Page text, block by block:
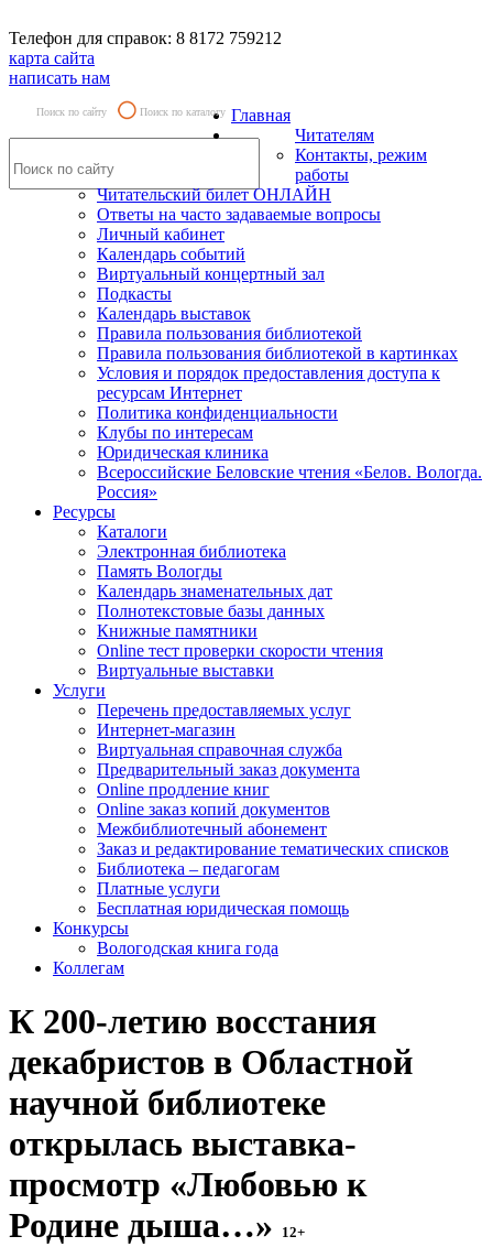
Телефон для справок: 8 8172 759212
карта сайта
написать нам
Поиск по сайту Поиск по каталогу Главная
Читателям
Контакты, режим
работы
Читательский билет ОНЛАЙН
Ответы на часто задаваемые вопросы
Личный кабинет
Календарь событий
Виртуальный концертный зал
Подкасты
Календарь выставок
Правила пользования библиотекой
Правила пользования библиотекой в картинках
Условия и порядок предоставления доступа к
ресурсам Интернет
Политика конфиденциальности
Клубы по интересам
Юридическая клиника
Всероссийские Беловские чтения «Белов. Вологда.
Россия»
Ресурсы
Каталоги
Электронная библиотека
Память Вологды
Календарь знаменательных дат
Полнотекстовые базы данных
Книжные памятники
Online тест проверки скорости чтения
Виртуальные выставки
Услуги
Перечень предоставляемых услуг
Интернет-магазин
Виртуальная справочная служба
Предварительный заказ документа
Online продление книг
Online заказ копий документов
Межбиблиотечный абонемент
Заказ и редактирование тематических списков
Библиотека – педагогам
Платные услуги
Бесплатная юридическая помощь
Конкурсы
Вологодская книга года
Коллегам
К 200-летию восстания
декабристов в Областной
научной библиотеке
открылась выставка-
просмотр «Любовью к
Родине дыша…»
12+